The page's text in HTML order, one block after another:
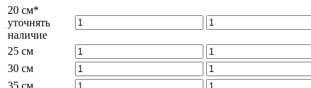
20 см*
уточнять
наличие
25 см
30 см